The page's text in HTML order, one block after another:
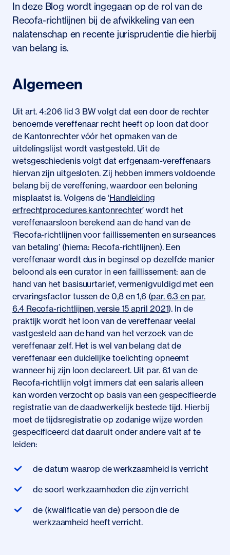
In deze Blog wordt ingegaan op de rol van de
Recofa-richtlijnen bij de afwikkeling van een
nalatenschap en recente jurisprudentie die hierbij
van belang is.
Algemeen
Uit art. 4:206 lid 3 BW volgt dat een door de rechter
benoemde vereffenaar recht heeft op loon dat door
de Kantonrechter vóór het opmaken van de
uitdelingslijst wordt vastgesteld. Uit de
wetsgeschiedenis volgt dat erfgenaam-vereffenaars
hiervan zijn uitgesloten. Zij hebben immers voldoende
belang bij de vereffening, waardoor een beloning
misplaatst is. Volgens de ‘Handleiding
erfrechtprocedures kantonrechter’ wordt het
vereffenaarsloon berekend aan de hand van de
‘Recofa-richtlijnen voor faillissementen en surseances
van betaling’ (hierna: Recofa-richtlijnen). Een
vereffenaar wordt dus in beginsel op dezelfde manier
beloond als een curator in een faillissement: aan de
hand van het basisuurtarief, vermenigvuldigd met een
ervaringsfactor tussen de 0,8 en 1,6 (par. 6.3 en par.
6.4 Recofa-richtlijnen, versie 15 april 2021). In de
praktijk wordt het loon van de vereffenaar veelal
vastgesteld aan de hand van het verzoek van de
vereffenaar zelf. Het is wel van belang dat de
vereffenaar een duidelijke toelichting opneemt
wanneer hij zijn loon declareert. Uit par. 6.1 van de
Recofa-richtlijn volgt immers dat een salaris alleen
kan worden verzocht op basis van een gespecifieerde
registratie van de daadwerkelijk bestede tijd. Hierbij
moet de tijdsregistratie op zodanige wijze worden
gespecificeerd dat daaruit onder andere valt af te
leiden:
de datum waarop de werkzaamheid is verricht
de soort werkzaamheden die zijn verricht
de (kwalificatie van de) persoon die de
werkzaamheid heeft verricht.